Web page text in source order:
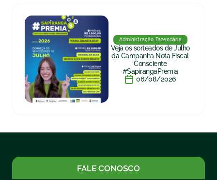
Administração Fazendária
Veja os sorteados de Julho
da Campanha Nota Fiscal
Consciente
#SapirangaPremia
06/08/2026
FALE CONOSCO